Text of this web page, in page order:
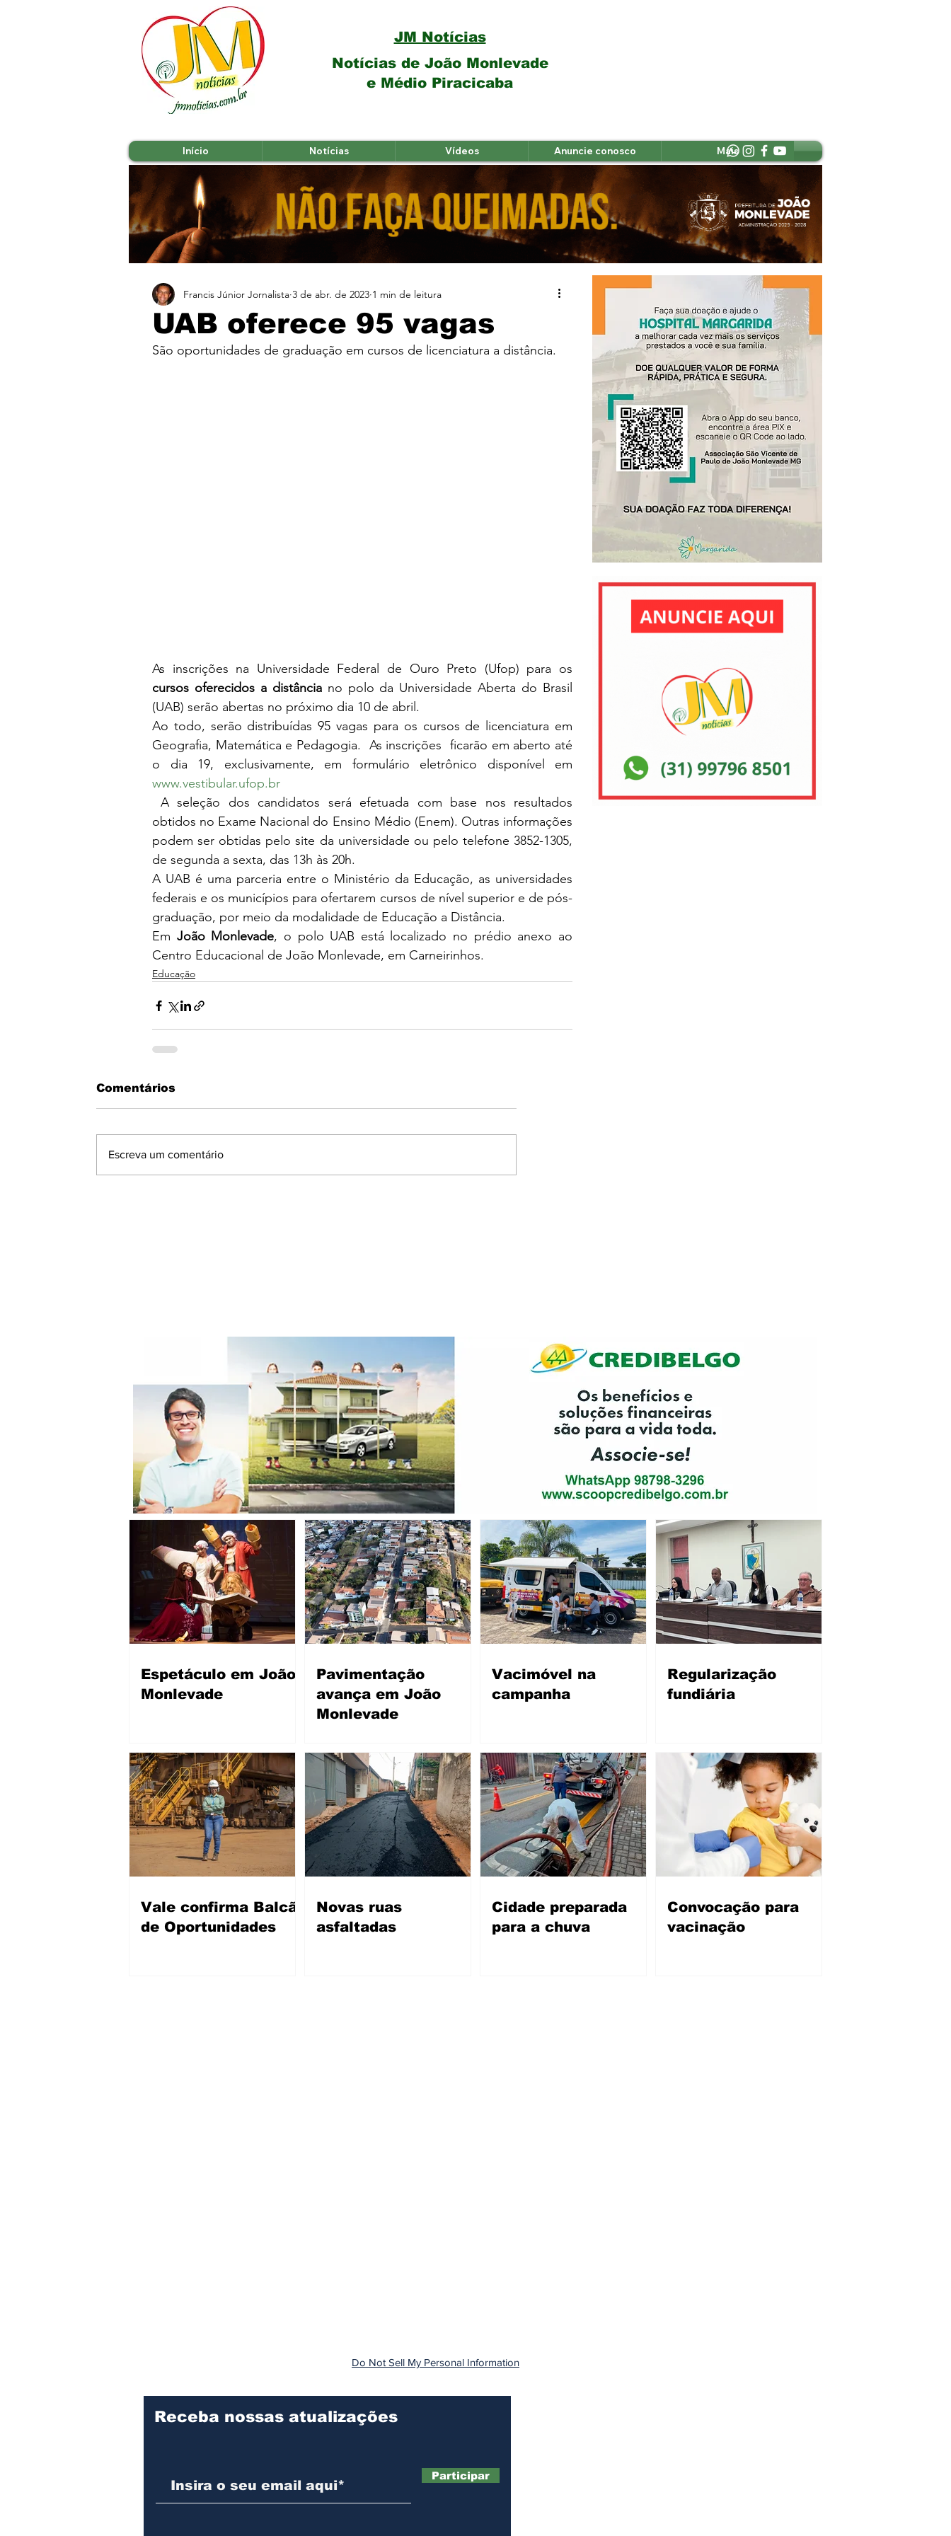
Notícias de João Monlevade
e Médio Piracicaba
JM Notícias
Início Notícias Vídeos Anuncie conosco Mais
UAB oferece 95 vagas
Francis Júnior Jornalista 3 de abr. de 2023 1 min de leitura
São oportunidades de graduação em cursos de licenciatura a distância.
cursos oferecidos a distância no polo da Universidade Aberta do Brasil
(UAB) serão abertas no próximo dia 10 de abril.
Ao todo, serão distribuídas 95 vagas para os cursos de licenciatura em
Geografia, Matemática e Pedagogia.  As inscrições  ficarão em aberto até
www.vestibular.ufop.br
obtidos no Exame Nacional do Ensino Médio (Enem). Outras informações
podem ser obtidas pelo site da universidade ou pelo telefone 3852-1305,
de segunda a sexta, das 13h às 20h.
A UAB é uma parceria entre o Ministério da Educação, as universidades
federais e os municípios para ofertarem cursos de nível superior e de pós-
graduação, por meio da modalidade de Educação a Distância.
Em João Monlevade, o polo UAB está localizado no prédio anexo ao
Centro Educacional de João Monlevade, em Carneirinhos.
Educação
Comentários
Escreva um comentário
Espetáculo em João
Monlevade
Pavimentação
avança em João
Monlevade
Vacimóvel na
campanha
Regularização
fundiária
Vale confirma Balcão
de Oportunidades
Novas ruas
asfaltadas
Cidade preparada
para a chuva
Convocação para
vacinação
Do Not Sell My Personal Information
Receba nossas atualizações
Participar